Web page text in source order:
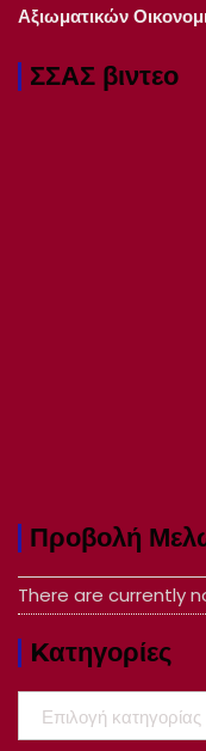
Αξιωματικών
ΣΣΑΣ βιντεο
Προβολή
There are currently
Kατηγορίες